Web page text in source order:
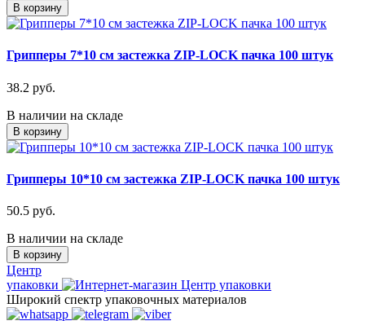
В корзину
Грипперы 7*10 см застежка ZIP-LOCK пачка 100 штук
38.2 руб.
В наличии на складе
В корзину
Грипперы 10*10 см застежка ZIP-LOCK пачка 100 штук
50.5 руб.
В наличии на складе
В корзину
Центр
упаковки
Широкий спектр упаковочных материалов